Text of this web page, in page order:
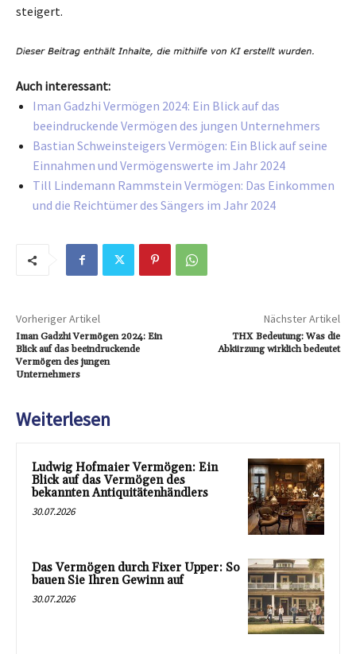
steigert.
Auch interessant:
Iman Gadzhi Vermögen 2024: Ein Blick auf das
beeindruckende Vermögen des jungen Unternehmers
Bastian Schweinsteigers Vermögen: Ein Blick auf seine
Einnahmen und Vermögenswerte im Jahr 2024
Till Lindemann Rammstein Vermögen: Das Einkommen
und die Reichtümer des Sängers im Jahr 2024
Vorheriger Artikel
Iman Gadzhi Vermögen 2024: Ein
Blick auf das beeindruckende
Vermögen des jungen
Unternehmers
Nächster Artikel
THX Bedeutung: Was die
Abkürzung wirklich bedeutet
Weiterlesen
Ludwig Hofmaier Vermögen: Ein
Blick auf das Vermögen des
bekannten Antiquitätenhändlers
30.07.2026
Das Vermögen durch Fixer Upper: So
bauen Sie Ihren Gewinn auf
30.07.2026